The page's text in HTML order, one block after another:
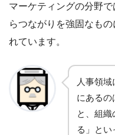
マーケティングの分野
らつながりを強固なも
れています。
人事領
にあるの
と、組
る」とい